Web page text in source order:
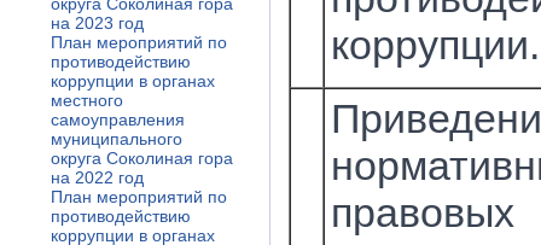
на 2023 год
План мероприятий по
противодействию
коррупции в органах
местного
самоуправления
муниципального
округа Соколиная гора
на 2022 год
План мероприятий по
противодействию
коррупции в органах
коррупции.